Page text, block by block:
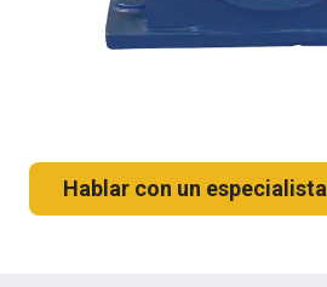
Hablar con un especialista